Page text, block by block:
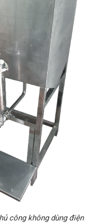
công không dùng điện